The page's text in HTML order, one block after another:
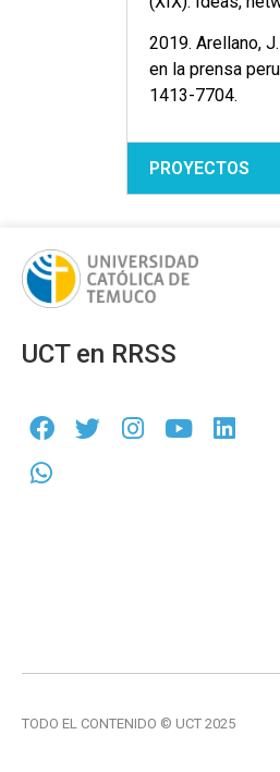
2019. Arellano,
en la prensa
1413-7704.
PROYECTOS
UCT en RRSS
TODO EL CONTENIDO © UCT 2025